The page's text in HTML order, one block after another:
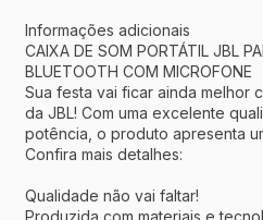
Informações adicionais
CAIXA DE SOM PORTÁTIL JBL
BLUETOOTH COM MICROFONE
Sua festa vai ficar ainda melhor
da JBL! Com uma excelente
potência, o produto apresenta
Confira mais detalhes:
Qualidade não vai faltar!